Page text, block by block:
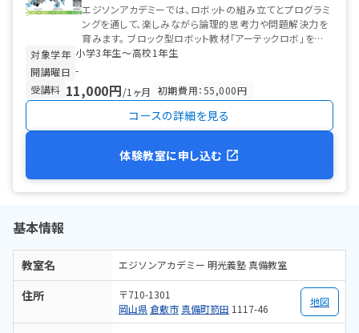
エジソンアカデミーでは、ロボットの組み立てとプログラミ
ングを通して、楽しみながら論理的思考力や問題解決力を
育みます。 ブロック型ロボット教材「アーテックロボ」を使
った毎月の制作と、本格的な...
対象学年 小学3年生〜高校1年生
開講曜日 -
受講料 11,000円/1ヶ月 初期費用：55,000円
コースの詳細を見る
体験教室に申し込む
基本情報
教室名 エジソンアカデミー 明光義塾 真備教室
住所
〒710-1301
岡山県倉敷市 真備町箭田 1117-46
地図